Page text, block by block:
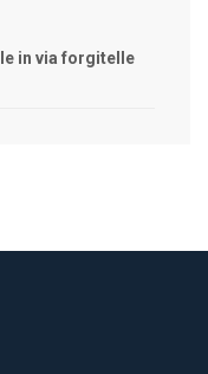
in via forgitelle